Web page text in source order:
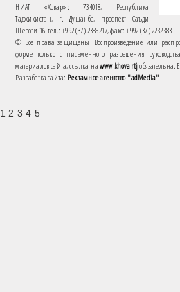
НИАТ «Ховар»: 734018, Республика
Таджикистан, г. Душанбе, проспект Саъди
Шерози 16. тел.: +992 (37) 2385217, факс: +992 (37) 2232383
© Все права защищены. Воспроизведение или
форме только с письменного разрешения руководства
материалов сайта, ссылка наwww.khovar.tjобязательна.
Разработка сайта: Рекламное агентство "adMedia"
1 2 3 4 5